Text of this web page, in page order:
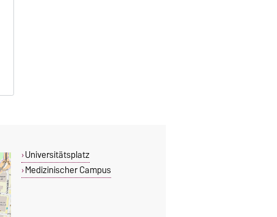
Universitätsplatz
Medizinischer Campus